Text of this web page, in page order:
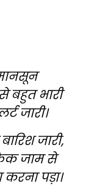
बहुत भारी
जारी।
जारी,
जाम से
पड़ा।